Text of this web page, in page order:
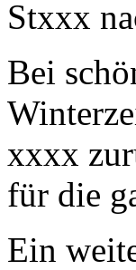
Stxxx
Bei
xxxx
für die
Ein